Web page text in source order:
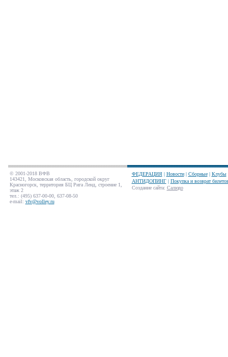
© 2001-2018 ВФВ
143421, Московская область, городской округ
Красногорск, территория БЦ Рига Ленд, строение 1,
этаж 2
тел.: (495) 637-00-00, 637-08-50
e-mail: vfv@volley.ru
ФЕДЕРАЦИЯ| Новости| Сборные| Клубы
АНТИДОПИНГ| Покупка и возврат
Создание сайта: Салюдо